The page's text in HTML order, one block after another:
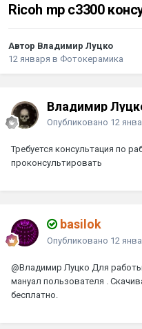
Ricoh mp c3300
Автор Владимир Луцко
12 января в Фотокерамика
Владимир
Опубликовано 12
Требуется консультация по
проконсультировать
basilok
Опубликовано 12
@Владимир Луцко Для
мануал пользователя .
бесплатно.